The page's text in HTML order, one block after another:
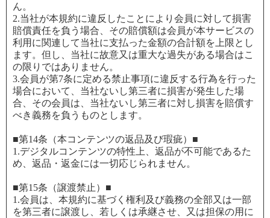
ん。
2.当社が本規約に違反したことにより会員に対して損害
賠償責任を負う場合、その賠償額は会員が本サービスの
利用に関連して当社に支払った金額の合計額を上限とし
ます。但し、当社に故意又は重大な過失がある場合はこ
の限りではありません。
3.会員が第7条に定める禁止事項に違反する行為を行った
場合において、当社ないし第三者に損害が発生した場
合、その会員は、当社ないし第三者に対し損害を賠償す
べき義務を負うものとします。
■第14条（本コンテンツの返品及び瑕疵）■
1.デジタルコンテンツの特性上、返品が不可能であるた
め、返品・返金には一切応じられません。
■第15条（譲渡禁止）■
1.会員は、本規約に基づく権利及び義務の全部又は一部
を第三者に譲渡し、若しくは承継させ、又は担保の用に